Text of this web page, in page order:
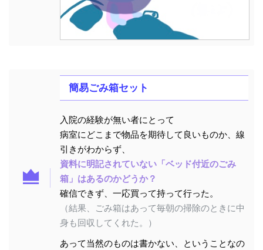
簡易ごみ箱セット
入院の経験が無い者にとって
病室にどこまで物品を期待して良いものか、線
引きがわからず、
資料に明記されていない「ベッド付近のごみ
箱」はあるのかどうか？
確信できず、一応買って持って行った。
（結果、ごみ箱はあって毎朝の掃除のときに中
身も回収してくれた。）
あって当然のものは書かない、ということなの